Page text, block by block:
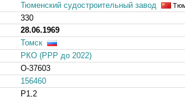
Тюменский судостроительный завод
330
28.06.1969
Томск
РКО (РРР до 2022)
О-37603
156460
Р1,2